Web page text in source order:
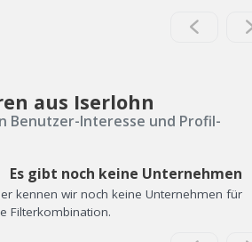
aus Iserlohn
Benutzer-Interesse und Profil-
Es gibt noch keine Unternehmen
kennen wir noch keine Unternehmen für
Filterkombination.